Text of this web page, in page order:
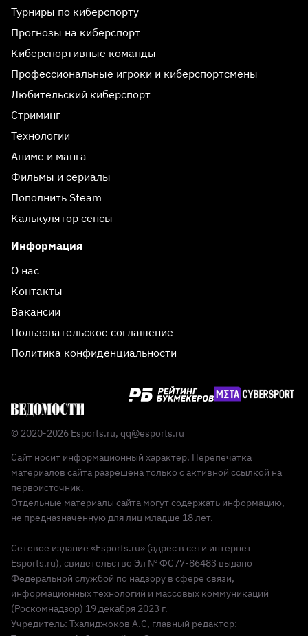
Турниры по киберспорту
Прогнозы на киберспорт
Киберспортивные команды
Профессиональные игроки и киберспортсмены
Любительский киберспорт
Стриминг
Технологии
Аниме и манга
Фильмы и сериалы
Пополнить Steam
Калькулятор сенсы
Информация
О нас
Контакты
Вакансии
Пользовательское соглашение
Политика конфиденциальности
© 2020-2026 Esports.ru, qq@esports.ru
Сайт носит информационный характер. Перепечатка
материалов сайта разрешена только с активной ссылкой на
первоисточник.
Отдельные материалы сайта могут содержать информацию,
не предназначенную для лиц младше 18 лет.
Сетевое издание «Esports.ru» (адрес в сети интернет
Esports.ru), свидетельство Эл № ФС77-86483 выдано
Федеральной службой по надзору в сфере связи,
информационных технологий и массовых коммуникаций
(Роскомнадзор) 19 декабря 2023 г.
Учредитель: Тхалиджоков А.С, главный редактор: